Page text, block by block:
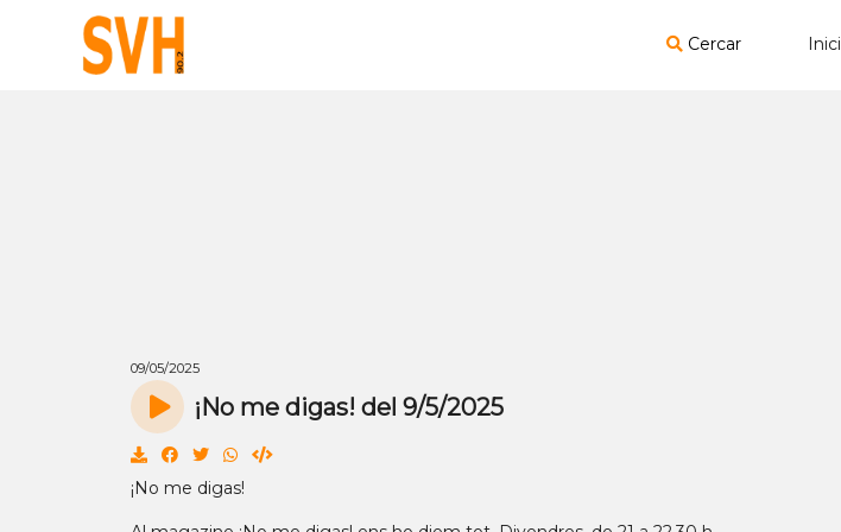
Cercar Inici
09/05/2025
¡No me digas! del 9/5/2025
¡No me digas!